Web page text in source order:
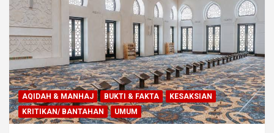
AQIDAH & MANHAJ BUKTI & FAKTA
KESAKSIAN
KRITIKAN/ BANTAHAN
UMUM